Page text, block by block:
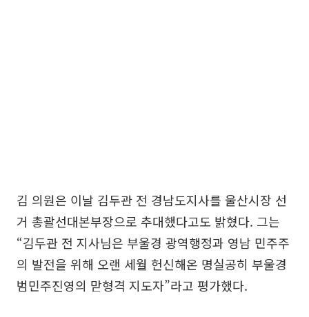
김 의원은 이날 김두관 전 경남도지사를 울산시장 선
거 총괄선대본부장으로 추대했다고도 밝혔다. 그는
“김두관 전 지사님은 부울경 광역행정과 영남 민주주
의 발전을 위해 오랜 세월 헌신해온 명실공히 부울경
범민주진영의 맏형격 지도자”라고 평가했다.